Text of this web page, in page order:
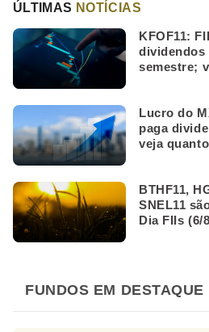
ÚLTIMAS NOTÍCIAS
KFOF11:
dividendos
semestre;
Lucro do
paga
veja quanto
BTHF11,
SNEL11
Dia FIIs (6/
FUNDOS EM DESTAQUE